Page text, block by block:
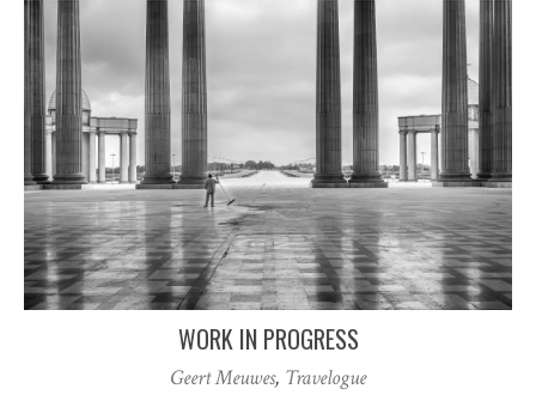
WORK IN PROGRESS
Geert Meuwes, Travelogue